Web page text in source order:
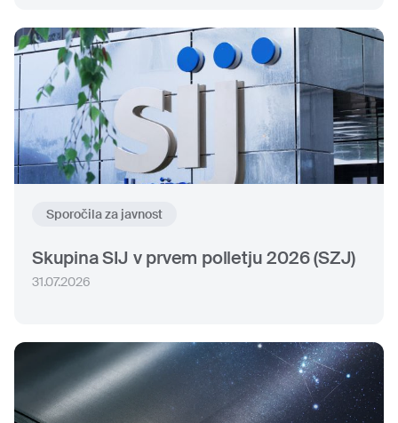
Sporočila za javnost
Skupina SIJ v prvem polletju 2026 (SZJ)
31.07.2026